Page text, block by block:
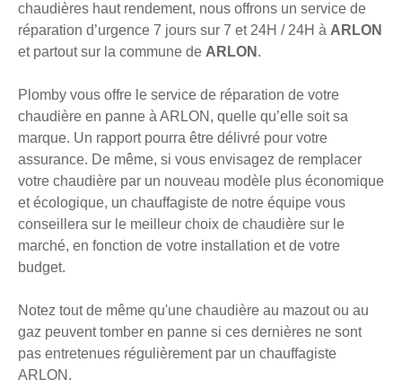
chaudières haut rendement, nous offrons un service de
réparation d’urgence 7 jours sur 7 et 24H / 24H à ARLON
et partout sur la commune de ARLON .
Plomby vous offre le service de réparation de votre
chaudière en panne à ARLON, quelle qu’elle soit sa
marque. Un rapport pourra être délivré pour votre
assurance. De même, si vous envisagez de remplacer
votre chaudière par un nouveau modèle plus économique
et écologique, un chauffagiste de notre équipe vous
conseillera sur le meilleur choix de chaudière sur le
marché, en fonction de votre installation et de votre
budget.
Notez tout de même qu'une chaudière au mazout ou au
gaz peuvent tomber en panne si ces dernières ne sont
pas entretenues régulièrement par un chauffagiste
ARLON.